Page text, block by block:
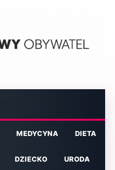
MEDYCYNA DIETA
DZIECKO URODA